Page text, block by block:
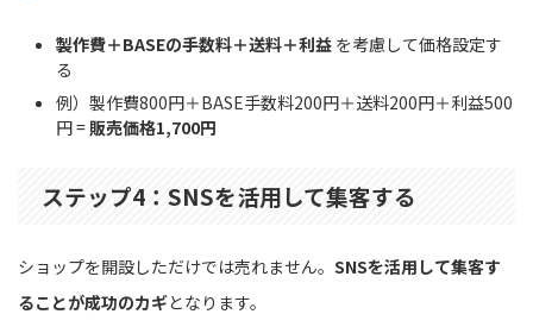
製作費＋BASEの手数料＋送料＋利益 を考慮して価格設定す
る
例）製作費800円＋BASE手数料200円＋送料200円＋利益500
円 = 販売価格1,700円
ステップ4：SNSを活用して集客する
ショップを開設しただけでは売れません。 SNSを活用して集客す
ることが成功のカギとなります。